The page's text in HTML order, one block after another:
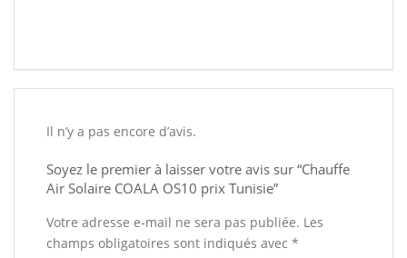
Il n’y a pas encore d’avis.
Soyez le premier à laisser votre avis sur “Chauffe
Air Solaire COALA OS10 prix Tunisie”
Votre adresse e-mail ne sera pas publiée. Les
champs obligatoires sont indiqués avec *